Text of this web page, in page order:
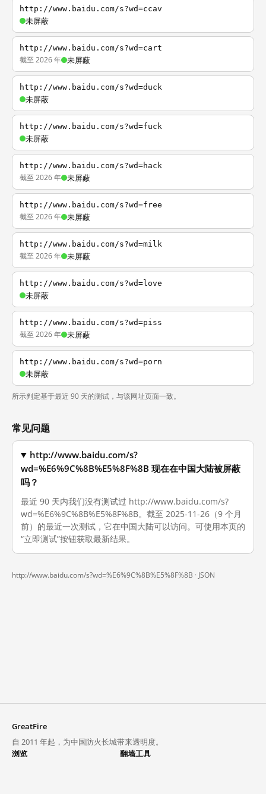
http://www.baidu.com/s?wd=ccav
未屏蔽
http://www.baidu.com/s?wd=cart
截至 2026 年 未屏蔽
http://www.baidu.com/s?wd=duck
未屏蔽
http://www.baidu.com/s?wd=fuck
未屏蔽
http://www.baidu.com/s?wd=hack
截至 2026 年 未屏蔽
http://www.baidu.com/s?wd=free
截至 2026 年 未屏蔽
http://www.baidu.com/s?wd=milk
截至 2026 年 未屏蔽
http://www.baidu.com/s?wd=love
未屏蔽
http://www.baidu.com/s?wd=piss
截至 2026 年 未屏蔽
http://www.baidu.com/s?wd=porn
未屏蔽
所示判定基于最近 90 天的测试，与该网址页面一致。
常见问题
http://www.baidu.com/s?
wd=%E6%9C%8B%E5%8F%8B 现在在中国大陆被屏蔽
吗？
最近 90 天内我们没有测试过 http://www.baidu.com/s?
wd=%E6%9C%8B%E5%8F%8B。截至 2025-11-26（9 个月
前）的最近一次测试，它在中国大陆可以访问。可使用本页的
“立即测试”按钮获取最新结果。
http://www.baidu.com/s?wd=%E6%9C%8B%E5%8F%8B · JSON
GreatFire
自 2011 年起，为中国防火长城带来透明度。
浏览
翻墙工具